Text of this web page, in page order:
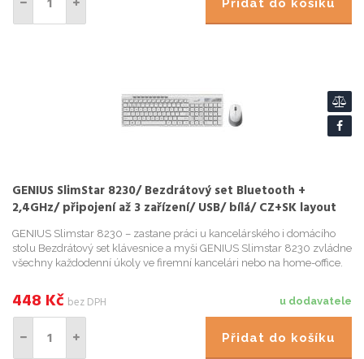
Přidat do košíku
GENIUS SlimStar 8230/ Bezdrátový set Bluetooth +
2,4GHz/ připojení až 3 zařízení/ USB/ bílá/ CZ+SK layout
GENIUS Slimstar 8230 – zastane práci u kancelárského i domácího
stolu Bezdrátový set klávesnice a myši GENIUS Slimstar 8230 zvládne
všechny každodenní úkoly ve firemní kancelári nebo na home-office.
u dodavatele
448 Kč bez DPH
Přidat do košíku